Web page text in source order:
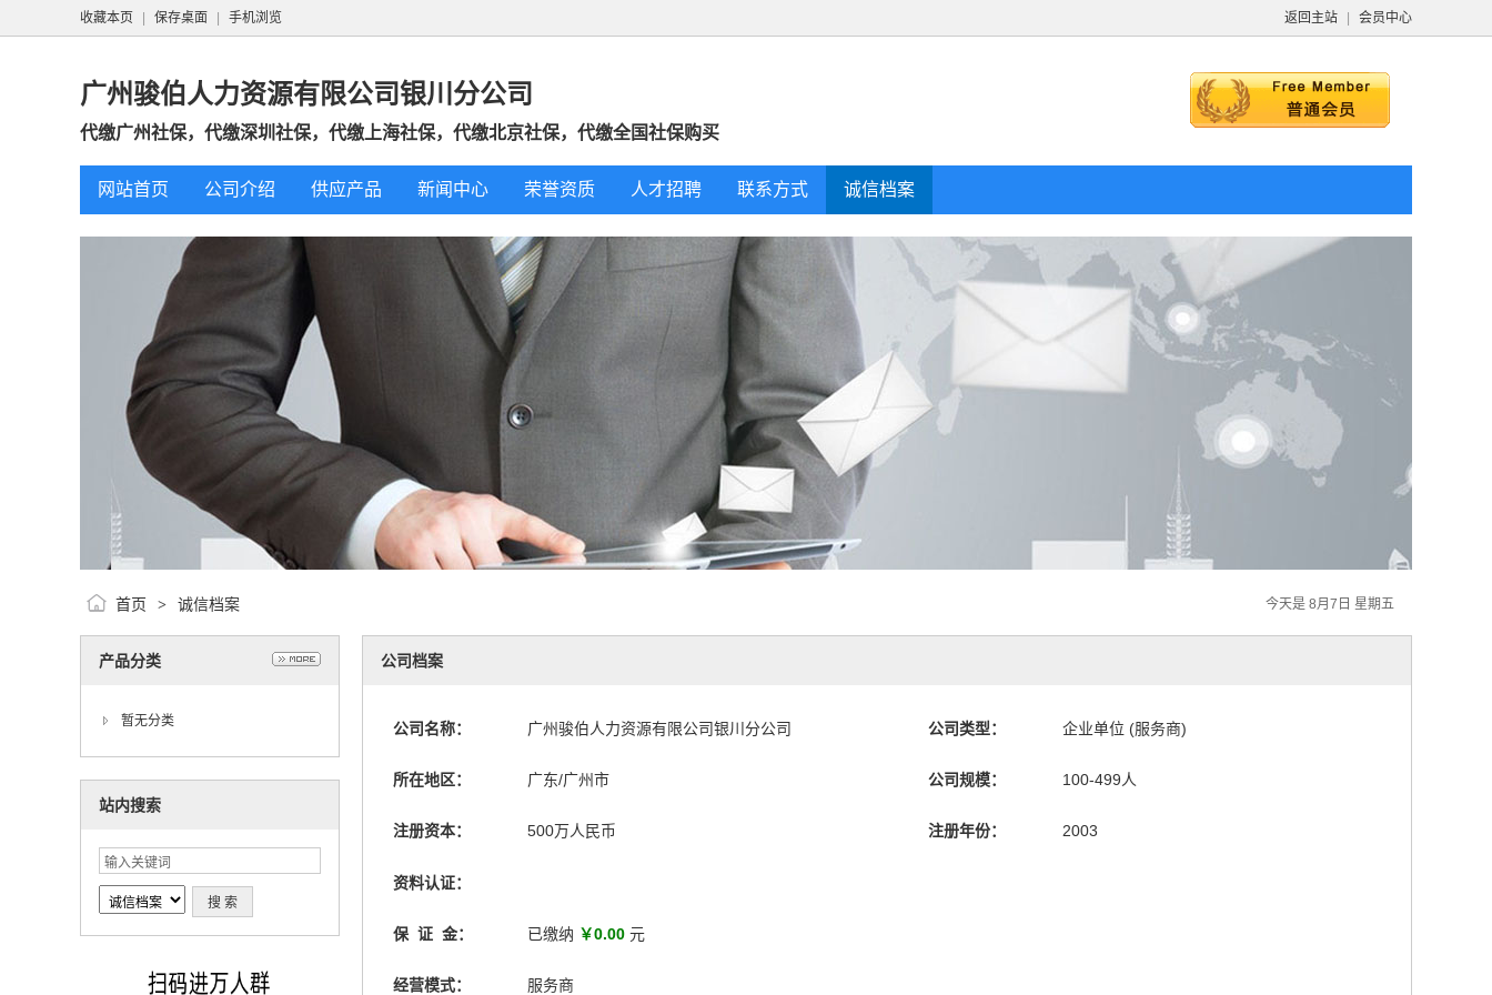
返回主站 会员中心
收藏本页 保存桌面 手机浏览
广州骏伯人力资源有限公司银川分公司
代缴广州社保，代缴深圳社保，代缴上海社保，代缴北京社保，代缴全国社保购买
网站首页 公司介绍 供应产品 新闻中心 荣誉资质 人才招聘 联系方式 诚信档案
今天是 8月7日 星期五
首页 > 诚信档案
产品分类
暂无分类
站内搜索
公司档案
公司名称： 广州骏伯人力资源有限公司银川分公司 公司类型： 企业单位 (服务商)
所在地区： 广东/广州市 公司规模： 100-499人
注册资本： 500万人民币 注册年份： 2003
资料认证：
保 证 金： 已缴纳 ￥0.00 元
经营模式： 服务商